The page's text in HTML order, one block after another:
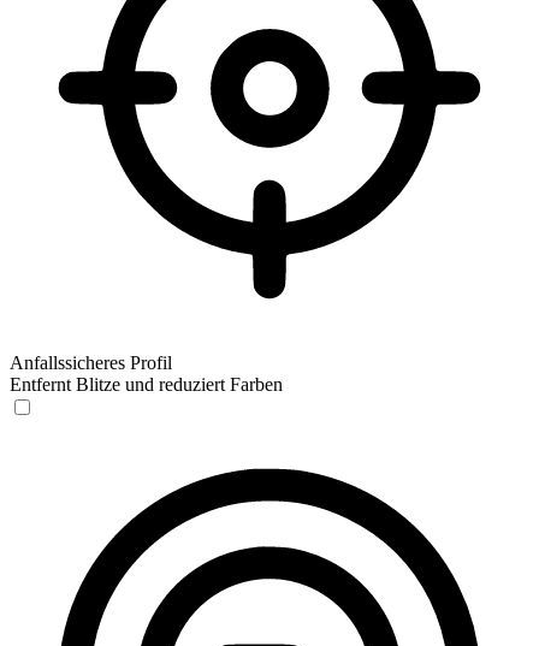
Anfallssicheres Profil
Entfernt Blitze und reduziert Farben